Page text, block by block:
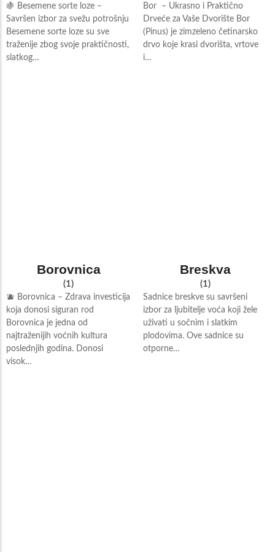
🍇 Besemene sorte loze –
Savršen izbor za svežu potrošnju
Besemene sorte loze su sve
traženije zbog svoje praktičnosti,
slatkog…
Bor – Ukrasno i Praktično
Drveće za Vaše Dvorište Bor
(Pinus) je zimzeleno četinarsko
drvo koje krasi dvorišta, vrtove
i…
Borovnica
(1)
🫐 Borovnica – Zdrava investicija
koja donosi siguran rod
Borovnica je jedna od
najtraženijih voćnih kultura
poslednjih godina. Donosi
visok…
Breskva
(1)
Sadnice breskve su savršeni
izbor za ljubitelje voća koji žele
uživati u sočnim i slatkim
plodovima. Ove sadnice su
otporne…